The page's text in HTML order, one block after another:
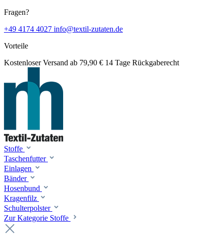
Fragen?
+49 4174 4027 info@textil-zutaten.de
Vorteile
Kostenloser Versand ab 79,90 € 14 Tage Rückgaberecht
Stoffe
Taschenfutter
Einlagen
Bänder
Hosenbund
Kragenfilz
Schulterpolster
Zur Kategorie Stoffe